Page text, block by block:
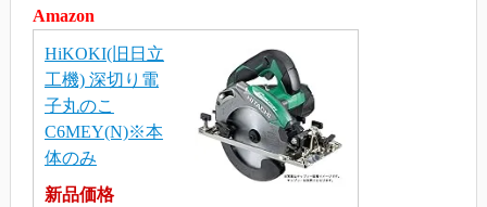
Amazon
HiKOKI(旧日立
工機) 深切り電
子丸のこ
C6MEY(N)※本
体のみ
新品価格